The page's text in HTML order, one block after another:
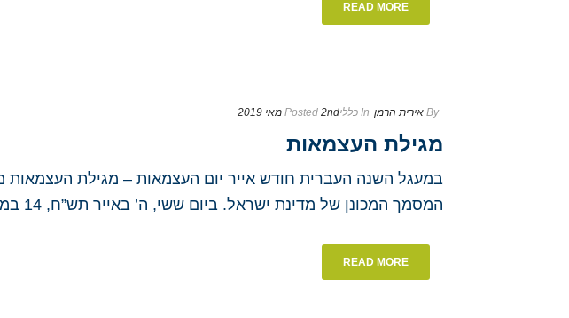
READ MORE
By אירית הרמן In כללי Posted 2nd מאי 2019
מגילת העצמאות
במעגל השנה העברית חודש אייר יום העצמאות – מגילת
המסמך המכונן של מדינת ישראל. ביום ששי, ה’ באייר תש”ח, 14 במאי 1948, [...]
READ MORE